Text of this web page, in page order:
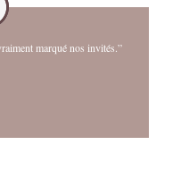
marqué nos invités.”